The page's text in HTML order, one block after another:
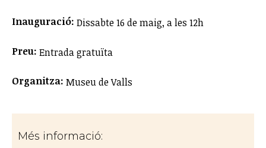
Inauguració: Dissabte 16 de maig, a les 12h
Preu: Entrada gratuïta
Organitza: Museu de Valls
Més informació: